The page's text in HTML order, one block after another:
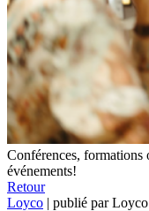
Conférences, formations
événements!
Retour
Loyco | publié par Loyco